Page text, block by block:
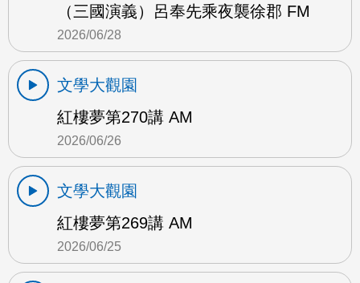
（三國演義）呂奉先乘夜襲徐郡 FM
2026/06/28
文學大觀園
紅樓夢第270講 AM
2026/06/26
文學大觀園
紅樓夢第269講 AM
2026/06/25